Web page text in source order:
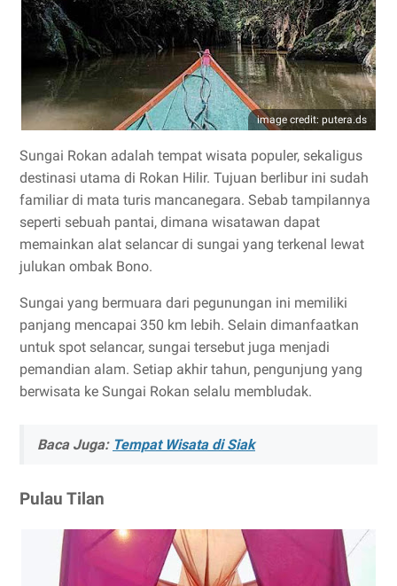
image credit: putera.ds
Sungai Rokan adalah tempat wisata populer, sekaligus
destinasi utama di Rokan Hilir. Tujuan berlibur ini sudah
familiar di mata turis mancanegara. Sebab tampilannya
seperti sebuah pantai, dimana wisatawan dapat
memainkan alat selancar di sungai yang terkenal lewat
julukan ombak Bono.
Sungai yang bermuara dari pegunungan ini memiliki
panjang mencapai 350 km lebih. Selain dimanfaatkan
untuk spot selancar, sungai tersebut juga menjadi
pemandian alam. Setiap akhir tahun, pengunjung yang
berwisata ke Sungai Rokan selalu membludak.
Baca Juga: Tempat Wisata di Siak
Pulau Tilan